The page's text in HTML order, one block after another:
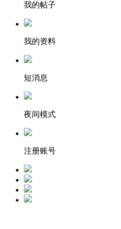
我的帖子
我的资料
短消息
夜间模式
注册账号